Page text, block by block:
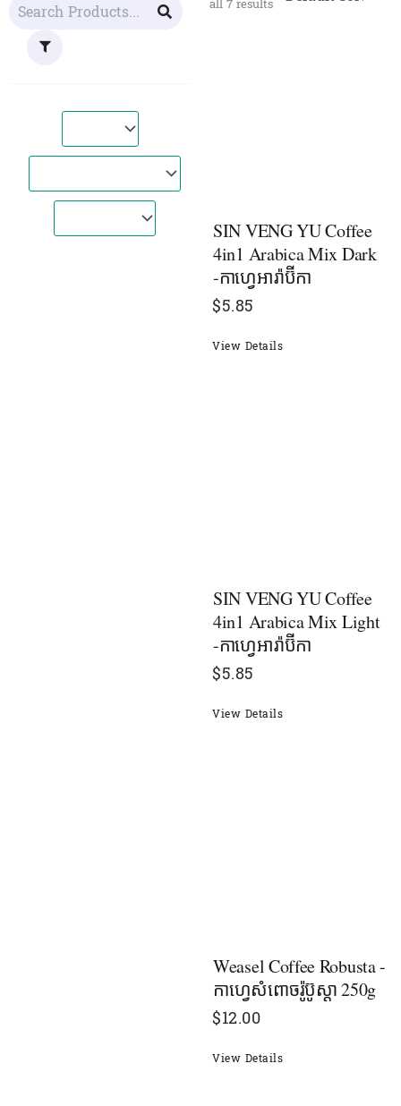
SIN VENG YU Coffee
4in1 Arabica Mix Dark
-កាហ្វេអារ៉ាប៊ីកា
$5.85
View Details
SIN VENG YU Coffee
4in1 Arabica Mix Light
-កាហ្វេអារ៉ាប៊ីកា
$5.85
View Details
Weasel Coffee Robusta -
កាហ្វេសំពោចរ៉ូប៊ូស្ដា 250g
$12.00
View Details